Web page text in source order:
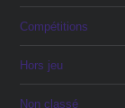
Compétitions
Hors jeu
Non classé